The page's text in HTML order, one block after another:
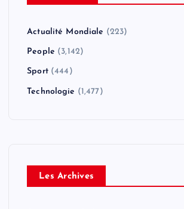
Actualité Mondiale (223)
People (3,142)
Sport(444)
Technologie (1,477)
Les Archives